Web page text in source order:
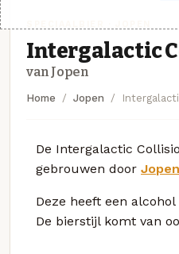
Intergalactic
van Jopen
Home Jopen
De Intergalactic
gebrouwen door Jopen
Deze heeft een alcohol
De bierstijl komt van